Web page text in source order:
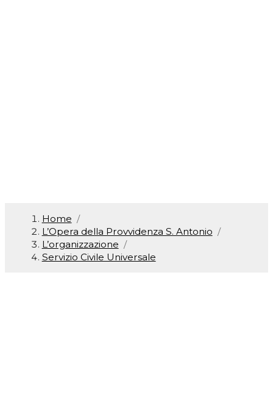
Home /
L’Opera della Provvidenza S. Antonio /
L’organizzazione /
Servizio Civile Universale